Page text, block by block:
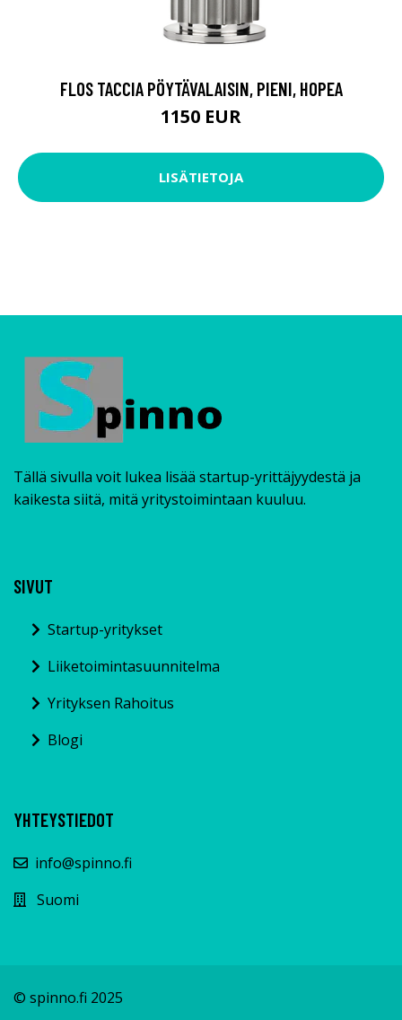
FLOS TACCIA PÖYTÄVALAISIN, PIENI, HOPEA
1150 EUR
LISÄTIETOJA
Tällä sivulla voit lukea lisää startup-yrittäjyydestä ja
kaikesta siitä, mitä yritystoimintaan kuuluu.
SIVUT
Startup-yritykset
Liiketoimintasuunnitelma
Yrityksen Rahoitus
Blogi
YHTEYSTIEDOT
info@spinno.fi
Suomi
© spinno.fi 2025